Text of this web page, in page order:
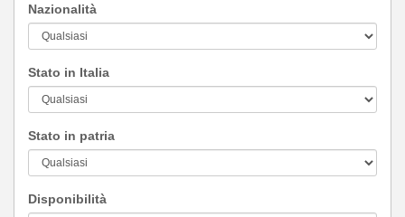
Nazionalità
Stato in Italia
Stato in patria
Disponibilità